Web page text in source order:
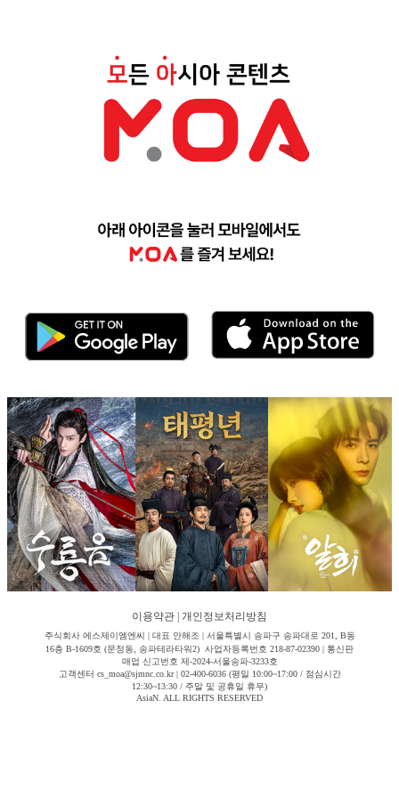
이용약관 개인정보처리방침
주식회사 에스제이엠엔씨 | 대표 안해조 | 서울특별시 송파구 송파대로 201, B동
16층 B-1609호 (문정동, 송파테라타워2) 사업자등록번호 218-87-02390 | 통신판
매업 신고번호 제-2024-서울송파-3233호
고객센터 cs_moa@sjmnc.co.kr | 02-400-6036 (평일 10:00~17:00 / 점심시간
12:30~13:30 / 주말 및 공휴일 휴무)
AsiaN. ALL RIGHTS RESERVED